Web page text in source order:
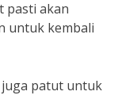
pasti akan
untuk kembali
juga patut untuk